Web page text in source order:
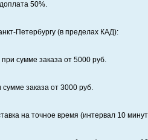
50%.
(в пределах КАД):
сумме заказа от 5000руб.
заказа от 3000руб.
на точное время (интервал 10